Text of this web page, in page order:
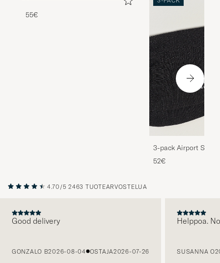
55€
3-pack Airport
Melange
52€
4.70/5 2463 TUOTEARVOSTELUA
Good delivery
GONZALO B2026-08-04 OSTAJA2026-07-26
Helppoa.
SUSANNA O